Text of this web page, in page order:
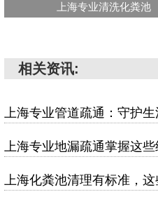
上海专业清洗化粪池
相关资讯:
上海专业管道疏通：守护
上海专业地漏疏通掌握这
上海化粪池清理有标准，